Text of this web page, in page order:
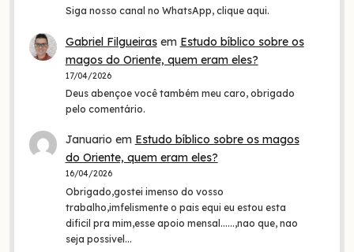
Siga nosso canal no WhatsApp, clique aqui.
Gabriel Filgueirasem Estudo bíblico sobre os
magos do Oriente, quem eram eles?
17/04/2026
Deus abençoe você também meu caro, obrigado
pelo comentário.
Januario em Estudo bíblico sobre os magos
do Oriente, quem eram eles?
16/04/2026
Obrigado,gostei imenso do vosso
trabalho,imfelismente o pais equi eu estou esta
dificil pra mim,esse apoio mensal......,nao que, nao
seja possivel…